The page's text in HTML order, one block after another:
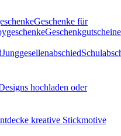
Geschenke für
Geschenkgutscheine
Junggesellenabschied
hochladen oder
kreative Stickmotive